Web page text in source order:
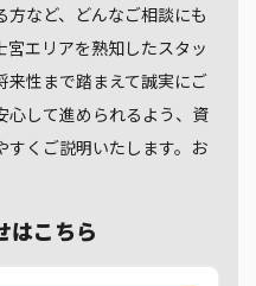
など、どんなご相談にも
エリアを熟知したスタッ
来性まで踏まえて誠実にご
心して進められるよう、資
すくご説明いたします。お
はこちら